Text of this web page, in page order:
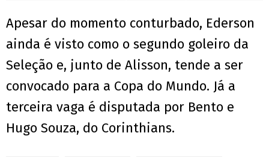
Apesar do momento conturbado, Ederson
ainda é visto como o segundo goleiro da
Seleção e, junto de Alisson, tende a ser
convocado para a Copa do Mundo. Já a
terceira vaga é disputada por Bento e
Hugo Souza, do Corinthians.